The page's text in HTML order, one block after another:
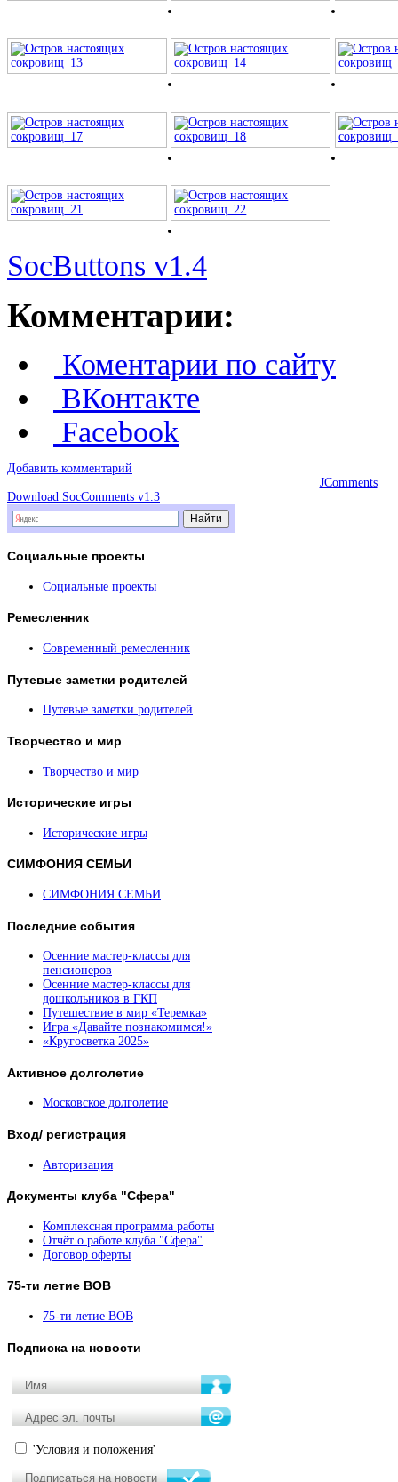
SocButtons v1.4
Комментарии:
Коментарии по сайту
ВКонтакте
Facebook
Добавить комментарий
JComments
Download SocComments v1.3
Социальные проекты
Социальные проекты
Ремесленник
Современный ремесленник
Путевые заметки родителей
Путевые заметки родителей
Творчество и мир
Творчество и мир
Исторические игры
Исторические игры
СИМФОНИЯ СЕМЬИ
СИМФОНИЯ СЕМЬИ
Последние события
Осенние мастер-классы для
пенсионеров
Осенние мастер-классы для
дошкольников в ГКП
Путешествие в мир «Теремка»
Игра «Давайте познакомимся!»
«Кругосветка 2025»
Активное долголетие
Московское долголетие
Вход/ регистрация
Авторизация
Документы клуба "Сфера"
Комплексная программа работы
Отчёт о работе клуба "Сфера"
Договор оферты
75-ти летие ВОВ
75-ти летие ВОВ
Подписка на новости
'Условия и положения'